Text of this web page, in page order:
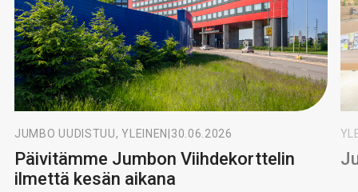
JUMBO UUDISTUU, YLEINEN 30.06.2026
Päivitämme Jumbon Viihdekorttelin
ilmettä kesän aikana